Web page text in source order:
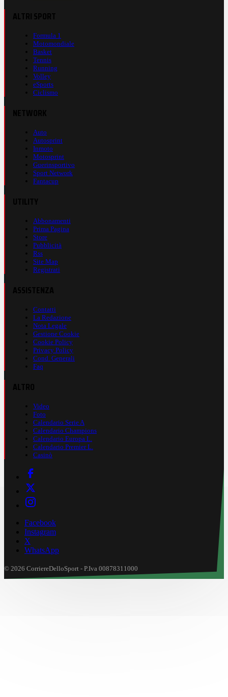
Formula 1
Motomondiale
Basket
Tennis
Running
Volley
eSports
Ciclismo
Auto
Autosprint
Inmoto
Motosprint
Guerinsportivo
Sport Network
Fantacup
Abbonamenti
Prima Pagina
Store
Pubblicità
Rss
Site Map
Registrati
Contatti
La Redazione
Nota Legale
Gestione Cookie
Cookie Policy
Privacy Policy
Cond. Generali
Faq
Video
Foto
Calendario Serie A
Calendario Champions
Calendario Europa L.
Calendario Premier L.
Casinò
Facebook
Instagram
X
WhatsApp
© 2026 CorriereDelloSport - P.Iva 00878311000